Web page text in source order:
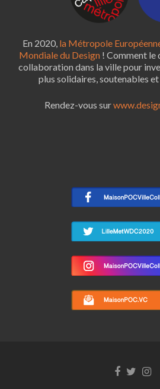
En 2020, la Métropole
Mondiale du Design ! Comment le
collaboration dans la ville pour
plus solidaires, soutenables
Rendez-vous sur
Facebook
Twitter